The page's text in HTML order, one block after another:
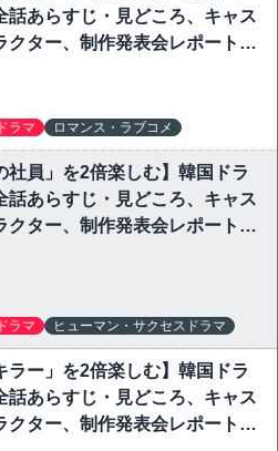
話あらすじ・見どころ、キャス
クター、制作発表会レポートな
ラマ ロマンス・ラブコメ
社員」を2倍楽しむ】韓国ドラ
話あらすじ・見どころ、キャス
クター、制作発表会レポートな
ラマ ヒューマン・サクセスドラマ
ラー」を2倍楽しむ】韓国ドラ
話あらすじ・見どころ、キャス
クター、制作発表会レポートな